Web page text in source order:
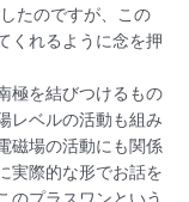
たのですが、この
くれるように念を押
極を結びつけるもの
レベルの活動も組み
磁場の活動にも関係
実際的な形でお話を